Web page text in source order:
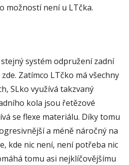
možností není u LTčka.
systém odpružení zadní
Zatímco LTčko má všechny
SLko využívá takzvaný
kola jsou řetězové
se flexe materiálu. Díky tomu
a méně náročný na
kde nic není, není potřeba nic
tomu asi nejklíčovějšímu